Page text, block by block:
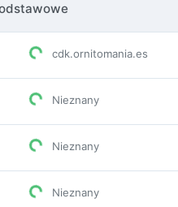
cdk.ornitomania.es
Nieznany
Nieznany
Nieznany